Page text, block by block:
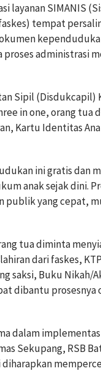
layanan SIMANIS
tempat
proses administrasi
Sipil (Disdukcapil)
in one, orang tua
Kartu Identitas
ini gratis dan
anak sejak dini.
publik yang cepat,
tua diminta
dari faskes,
saksi, Buku Nikah/
dibantu
dalam
Sekupang, RSB
diharapkan